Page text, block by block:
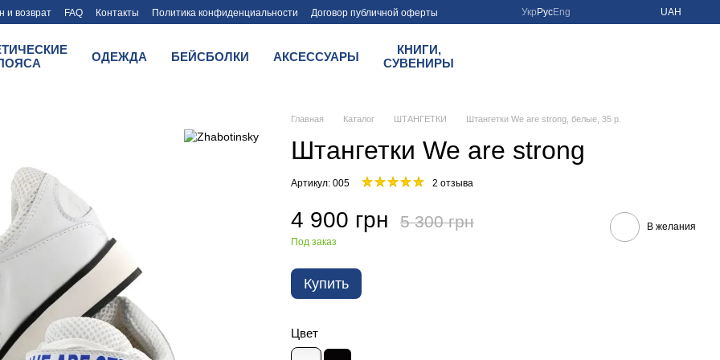
и возврат FAQ Контакты Политика конфиденциальности
Договор публичной оферты
Укр РусEng UAH
ОДЕЖДА БЕЙСБОЛКИ АКСЕССУАРЫ
КНИГИ,
СУВЕНИРЫ
Главная Каталог ШТАНГЕТКИ Штангетки We are strong, белые, 35 р.
Штангетки We are strong
Артикул: 005 2 отзыва
4 900 грн 5 300 грн
Под заказ
В желания
Купить
Цвет